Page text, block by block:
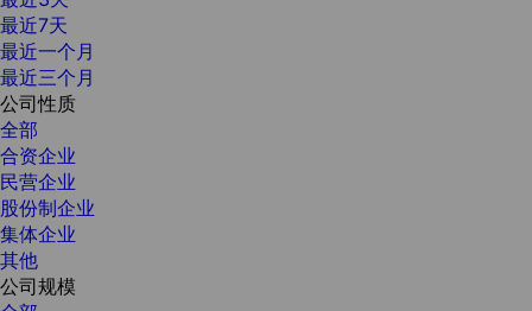
最近7天
最近一个月
最近三个月
公司性质
全部
合资企业
民营企业
股份制企业
集体企业
其他
公司规模